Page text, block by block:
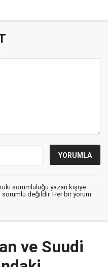
sorumluluğu yazan kişiye
sorumlu değildir. Her bir yorum
ve Suudi